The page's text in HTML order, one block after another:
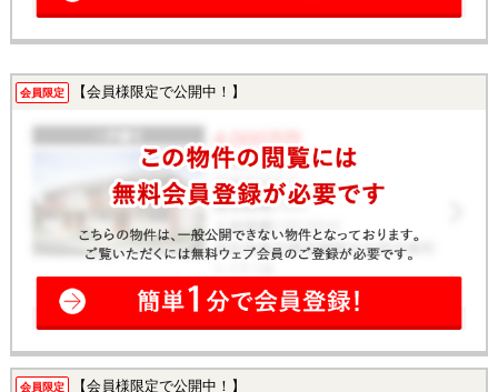
会員限定 【会員様限定で公開中！】
会員限定 【会員様限定で公開中！】